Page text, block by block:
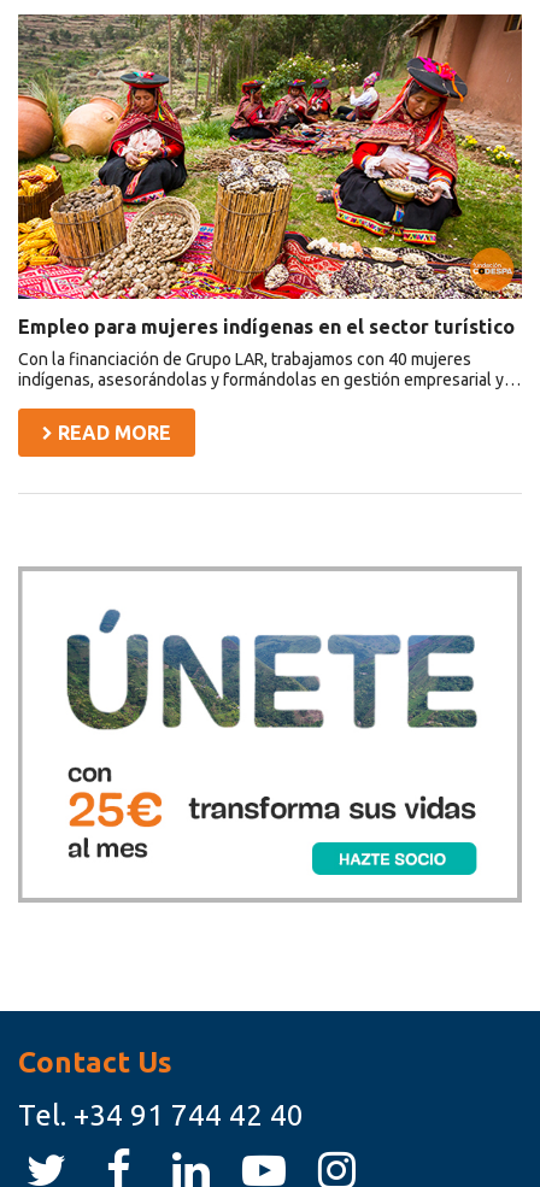
Empleo para mujeres indígenas en el sector turístico
Con la financiación de Grupo LAR, trabajamos con 40 mujeres
indígenas, asesorándolas y formándolas en gestión empresarial y…
READ MORE
para
mujeres
indígenas
en
el
sector
turístico
Asides
Únete
Contact Us
Tel. +34 91 744 42 40